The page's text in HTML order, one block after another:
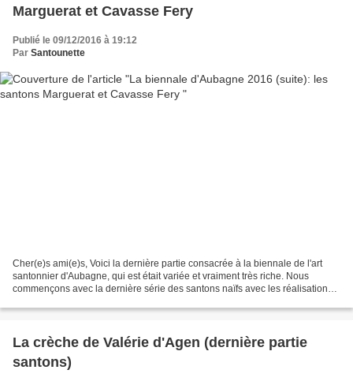
Marguerat et Cavasse Fery
Publié le 09/12/2016 à 19:12
Par Santounette
Cher(e)s ami(e)s, Voici la dernière partie consacrée à la biennale de l'art
santonnier d'Aubagne, qui est était variée et vraiment très riche. Nous
commençons avec la dernière série des santons naïfs avec les réalisations
La crèche de Valérie d'Agen (dernière partie
santons)